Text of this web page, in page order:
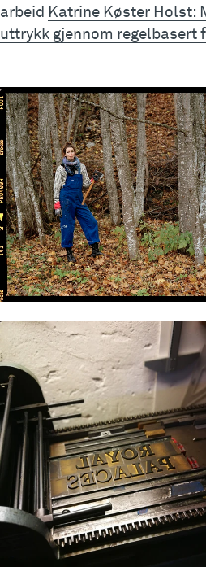
arbeid Katrine Køster Holst:
uttrykk gjennom regelbasert